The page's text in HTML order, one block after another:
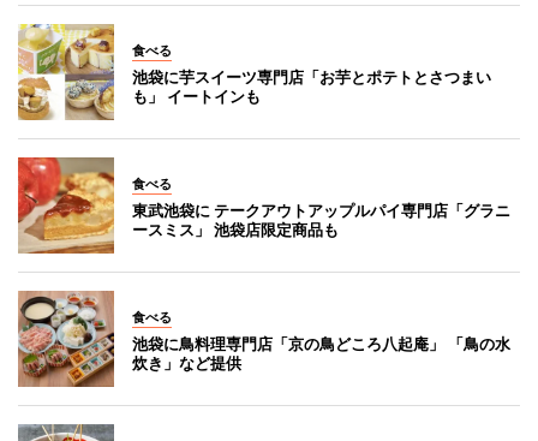
食べる
池袋に芋スイーツ専門店「お芋とポテトとさつまい
も」 イートインも
食べる
東武池袋に テークアウトアップルパイ専門店「グラニ
ースミス」 池袋店限定商品も
食べる
池袋に鳥料理専門店「京の鳥どころ八起庵」 「鳥の水
炊き」など提供